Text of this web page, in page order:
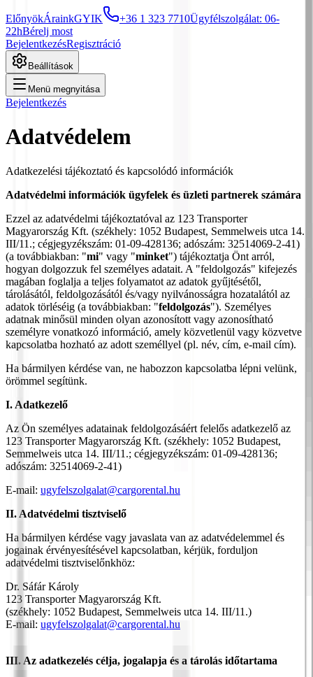
ElőnyökÁrainkGYIK +36 1 323 7710Ügyfélszolgálat: 06-
22hBérelj most
BejelentkezésRegisztráció
Beállítások
Menü megnyitása
Bejelentkezés
Adatvédelem
Adatkezelési tájékoztató és kapcsolódó információk
Adatvédelmi információk ügyfelek és üzleti partnerek számára
Ezzel az adatvédelmi tájékoztatóval az 123 Transporter
Magyarország Kft. (székhely: 1052 Budapest, Semmelweis utca 14.
III/11.; cégjegyzékszám: 01-09-428136; adószám: 32514069-2-41)
(a továbbiakban: "mi" vagy "minket") tájékoztatja Önt arról,
hogyan dolgozzuk fel személyes adatait. A "feldolgozás" kifejezés
magában foglalja a teljes folyamatot az adatok gyűjtésétől,
tárolásától, feldolgozásától és/vagy nyilvánosságra hozatalától az
adatok törléséig (a továbbiakban: "feldolgozás"). Személyes
adatnak minősül minden olyan azonosított vagy azonosítható
személyre vonatkozó információ, amely közvetlenül vagy közvetve
kapcsolatba hozható az adott személlyel (pl. név, cím, e-mail cím).
Ha bármilyen kérdése van, ne habozzon kapcsolatba lépni velünk,
örömmel segítünk.
I. Adatkezelő
Az Ön személyes adatainak feldolgozásáért felelős adatkezelő az
123 Transporter Magyarország Kft. (székhely: 1052 Budapest,
Semmelweis utca 14. III/11.; cégjegyzékszám: 01-09-428136;
adószám: 32514069-2-41)
E-mail: ugyfelszolgalat@cargorental.hu
II. Adatvédelmi tisztviselő
Ha bármilyen kérdése vagy javaslata van az adatvédelemmel és
jogainak érvényesítésével kapcsolatban, kérjük, forduljon
adatvédelmi tisztviselőnkhöz:
Dr. Sáfár Károly
123 Transporter Magyarország Kft.
(székhely: 1052 Budapest, Semmelweis utca 14. III/11.)
E-mail: ugyfelszolgalat@cargorental.hu
III. Az adatkezelés célja, jogalapja és a tárolás időtartama